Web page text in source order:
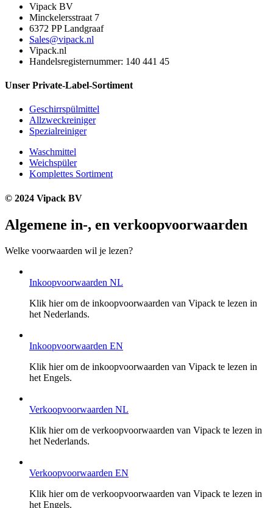
Vipack BV
Minckelersstraat 7
6372 PP Landgraaf
Sales@vipack.nl
Vipack.nl
Handelsregisternummer: 140 441 45
Unser Private-Label-Sortiment
Geschirrspülmittel
Allzweckreiniger
Spezialreiniger
Waschmittel
Weichspüler
Komplettes Sortiment
© 2024 Vipack BV
Algemene in-, en verkoopvoorwaarden
Welke voorwaarden wil je lezen?
Inkoopvoorwaarden NL
Klik hier om de inkoopvoorwaarden van Vipack te lezen in
het Nederlands.
Inkoopvoorwaarden EN
Klik hier om de inkoopvoorwaarden van Vipack te lezen in
het Engels.
Verkoopvoorwaarden NL
Klik hier om de verkoopvoorwaarden van Vipack te lezen in
het Nederlands.
Verkoopvoorwaarden EN
Klik hier om de verkoopvoorwaarden van Vipack te lezen in
het Engels.